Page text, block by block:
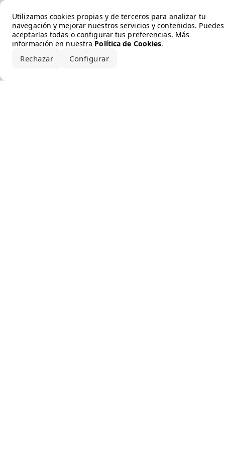
Utilizamos cookies propias y de terceros para analizar tu
navegación y mejorar nuestros servicios y contenidos. Puedes
aceptarlas todas o configurar tus preferencias. Más
información en nuestra Política de Cookies.
Rechazar Configurar
Error loading the brand